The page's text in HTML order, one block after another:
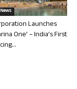
Launches
One’ – India’s First